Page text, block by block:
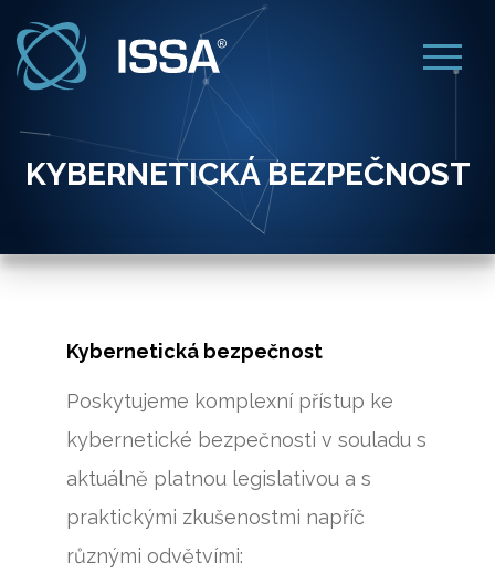
KYBERNETICKÁ BEZPEČNOST
Kybernetická bezpečnost
Poskytujeme komplexní přístup ke
kybernetické bezpečnosti v souladu s
aktuálně platnou legislativou a s
praktickými zkušenostmi napříč
různými odvětvími: